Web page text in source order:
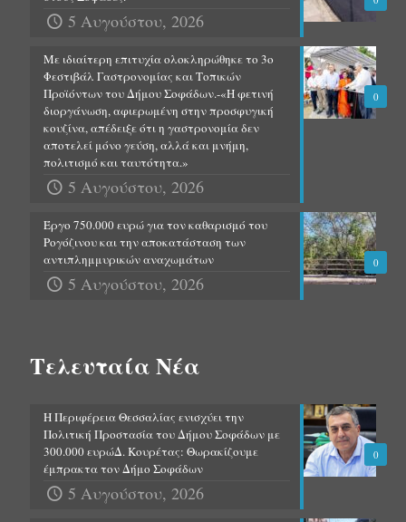
5 Αυγούστου, 2026
0
Με ιδιαίτερη επιτυχία ολοκληρώθηκε το 3ο
Φεστιβάλ Γαστρονομίας και Τοπικών
Προϊόντων του Δήμου Σοφάδων.-«Η φετινή
διοργάνωση, αφιερωμένη στην προσφυγική
κουζίνα, απέδειξε ότι η γαστρονομία δεν
αποτελεί μόνο γεύση, αλλά και μνήμη,
πολιτισμό και ταυτότητα.»
5 Αυγούστου, 2026
0
Έργο 750.000 ευρώ για τον καθαρισμό του
Ρογόζινου και την αποκατάσταση των
αντιπλημμυρικών αναχωμάτων
5 Αυγούστου, 2026
Τελευταία Νέα
0
Η Περιφέρεια Θεσσαλίας ενισχύει την
Πολιτική Προστασία του Δήμου Σοφάδων με
300.000 ευρώΔ. Κουρέτας: Θωρακίζουμε
έμπρακτα τον Δήμο Σοφάδων
5 Αυγούστου, 2026